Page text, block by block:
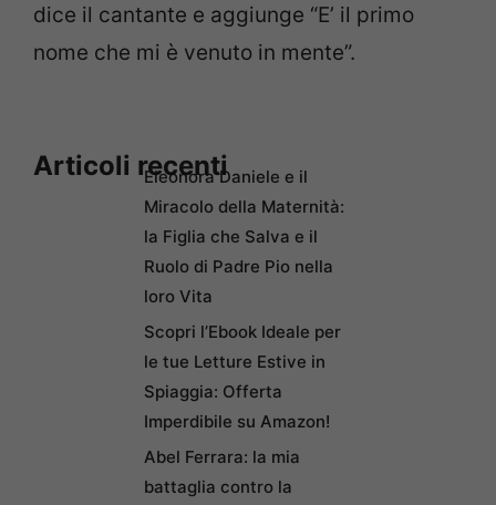
dice il cantante e aggiunge “E’ il primo
nome che mi è venuto in mente”.
Articoli recentiEleonora Daniele e il
Miracolo della Maternità:
la Figlia che Salva e il
Ruolo di Padre Pio nella
loro Vita
Scopri l’Ebook Ideale per
le tue Letture Estive in
Spiaggia: Offerta
Imperdibile su Amazon!
Abel Ferrara: la mia
battaglia contro la